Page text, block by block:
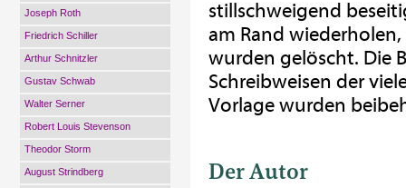
Joseph Roth
Friedrich Schiller
Arthur Schnitzler
Gustav Schwab
Walter Serner
Robert Louis Stevenson
Theodor Storm
August Strindberg
stillschweigend
am Rand
wurden gelöscht. Die
Schreibweisen der
Vorlage wurden
Der Autor